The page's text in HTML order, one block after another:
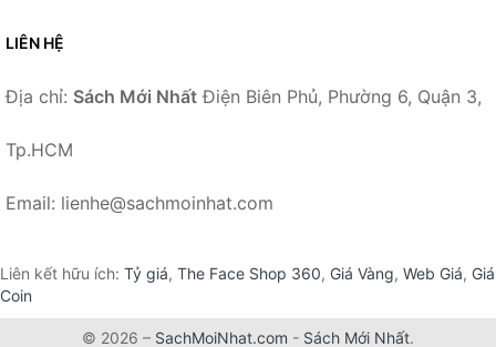
LIÊN HỆ
Địa chỉ: Sách Mới Nhất Điện Biên Phủ, Phường 6, Quận 3,
Tp.HCM
Email: lienhe@sachmoinhat.com
Liên kết hữu ích: Tỷ giá, The Face Shop 360, Giá Vàng, Web Giá, Giá
Coin
© 2026 – SachMoiNhat.com - Sách Mới Nhất.